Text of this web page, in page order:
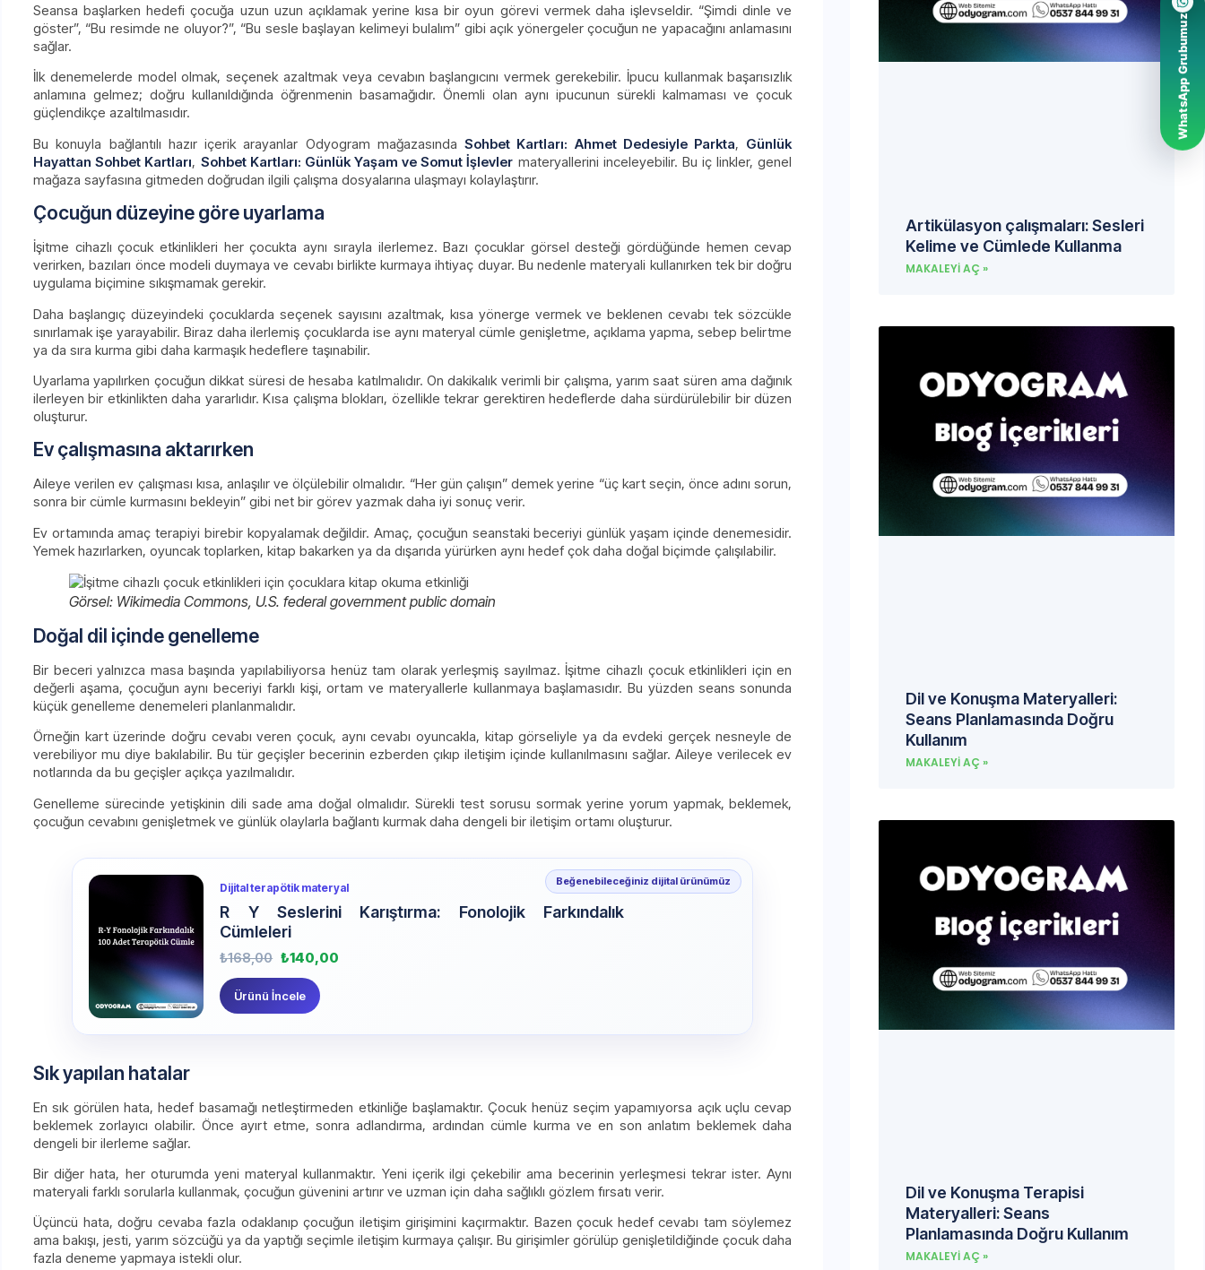
Seansa başlarken hedefi çocuğa uzun uzun açıklamak yerine kısa bir oyun görevi vermek daha işlevseldir. “Şimdi dinle ve
göster”, “Bu resimde ne oluyor?”, “Bu sesle başlayan kelimeyi bulalım” gibi açık yönergeler çocuğun ne yapacağını anlamasını
sağlar.
İlk denemelerde model olmak, seçenek azaltmak veya cevabın başlangıcını vermek gerekebilir. İpucu kullanmak başarısızlık
anlamına gelmez; doğru kullanıldığında öğrenmenin basamağıdır. Önemli olan aynı ipucunun sürekli kalmaması ve çocuk
güçlendikçe azaltılmasıdır.
Bu konuyla bağlantılı hazır içerik arayanlar Odyogram mağazasındaSohbet Kartları: Ahmet Dedesiyle Parkta, Günlük
Hayattan Sohbet Kartları, Sohbet Kartları: Günlük Yaşam ve Somut İşlevler materyallerini inceleyebilir. Bu iç linkler, genel
mağaza sayfasına gitmeden doğrudan ilgili çalışma dosyalarına ulaşmayı kolaylaştırır.
Çocuğun düzeyine göre uyarlama
İşitme cihazlı çocuk etkinlikleri her çocukta aynı sırayla ilerlemez. Bazı çocuklar görsel desteği gördüğünde hemen cevap
verirken, bazıları önce modeli duymaya ve cevabı birlikte kurmaya ihtiyaç duyar. Bu nedenle materyali kullanırken tek bir doğru
uygulama biçimine sıkışmamak gerekir.
Daha başlangıç düzeyindeki çocuklarda seçenek sayısını azaltmak, kısa yönerge vermek ve beklenen cevabı tek sözcükle
sınırlamak işe yarayabilir. Biraz daha ilerlemiş çocuklarda ise aynı materyal cümle genişletme, açıklama yapma, sebep belirtme
ya da sıra kurma gibi daha karmaşık hedeflere taşınabilir.
Uyarlama yapılırken çocuğun dikkat süresi de hesaba katılmalıdır. On dakikalık verimli bir çalışma, yarım saat süren ama dağınık
ilerleyen bir etkinlikten daha yararlıdır. Kısa çalışma blokları, özellikle tekrar gerektiren hedeflerde daha sürdürülebilir bir düzen
oluşturur.
Ev çalışmasına aktarırken
Aileye verilen ev çalışması kısa, anlaşılır ve ölçülebilir olmalıdır. “Her gün çalışın” demek yerine “üç kart seçin, önce adını sorun,
sonra bir cümle kurmasını bekleyin” gibi net bir görev yazmak daha iyi sonuç verir.
Ev ortamında amaç terapiyi birebir kopyalamak değildir. Amaç, çocuğun seanstaki beceriyi günlük yaşam içinde denemesidir.
Yemek hazırlarken, oyuncak toplarken, kitap bakarken ya da dışarıda yürürken aynı hedef çok daha doğal biçimde çalışılabilir.
Görsel: Wikimedia Commons, U.S. federal government public domain
Doğal dil içinde genelleme
Bir beceri yalnızca masa başında yapılabiliyorsa henüz tam olarak yerleşmiş sayılmaz. İşitme cihazlı çocuk etkinlikleri için en
değerli aşama, çocuğun aynı beceriyi farklı kişi, ortam ve materyallerle kullanmaya başlamasıdır. Bu yüzden seans sonunda
küçük genelleme denemeleri planlanmalıdır.
Örneğin kart üzerinde doğru cevabı veren çocuk, aynı cevabı oyuncakla, kitap görseliyle ya da evdeki gerçek nesneyle de
verebiliyor mu diye bakılabilir. Bu tür geçişler becerinin ezberden çıkıp iletişim içinde kullanılmasını sağlar. Aileye verilecek ev
notlarında da bu geçişler açıkça yazılmalıdır.
Genelleme sürecinde yetişkinin dili sade ama doğal olmalıdır. Sürekli test sorusu sormak yerine yorum yapmak, beklemek,
çocuğun cevabını genişletmek ve günlük olaylarla bağlantı kurmak daha dengeli bir iletişim ortamı oluşturur.
Beğenebileceğiniz dijital ürünümüz
Dijital terapötik materyal
R Y Seslerini Karıştırma: Fonolojik Farkındalık
Cümleleri
₺168,00 ₺140,00
Ürünü İncele
Sık yapılan hatalar
En sık görülen hata, hedef basamağı netleştirmeden etkinliğe başlamaktır. Çocuk henüz seçim yapamıyorsa açık uçlu cevap
beklemek zorlayıcı olabilir. Önce ayırt etme, sonra adlandırma, ardından cümle kurma ve en son anlatım beklemek daha
dengeli bir ilerleme sağlar.
Bir diğer hata, her oturumda yeni materyal kullanmaktır. Yeni içerik ilgi çekebilir ama becerinin yerleşmesi tekrar ister. Aynı
materyali farklı sorularla kullanmak, çocuğun güvenini artırır ve uzman için daha sağlıklı gözlem fırsatı verir.
Üçüncü hata, doğru cevaba fazla odaklanıp çocuğun iletişim girişimini kaçırmaktır. Bazen çocuk hedef cevabı tam söylemez
ama bakışı, jesti, yarım sözcüğü ya da yaptığı seçimle iletişim kurmaya çalışır. Bu girişimler görülüp genişletildiğinde çocuk daha
fazla deneme yapmaya istekli olur.
Artikülasyon çalışmaları: Sesleri
Kelime ve Cümlede Kullanma
MAKALEYI AÇ »
Dil ve Konuşma Materyalleri:
Seans Planlamasında Doğru
Kullanım
MAKALEYI AÇ »
Dil ve Konuşma Terapisi
Materyalleri: Seans
Planlamasında Doğru Kullanım
MAKALEYI AÇ »
WhatsApp Grubumuz